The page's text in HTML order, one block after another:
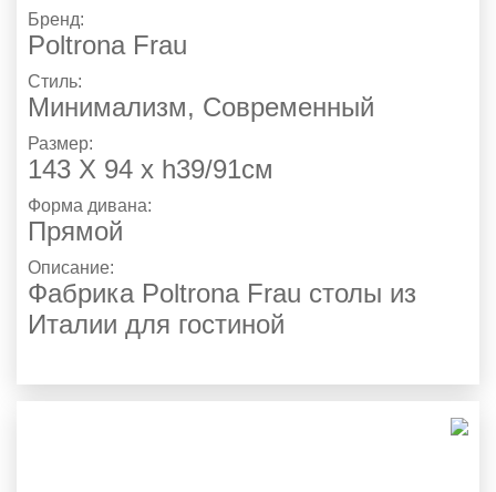
Бренд:
Poltrona Frau
Стиль:
Минимализм, Современный
Размер:
143 X 94 x h39/91см
Форма дивана:
Прямой
Описание:
Фабрика Poltrona Frau столы из
Италии для гостиной